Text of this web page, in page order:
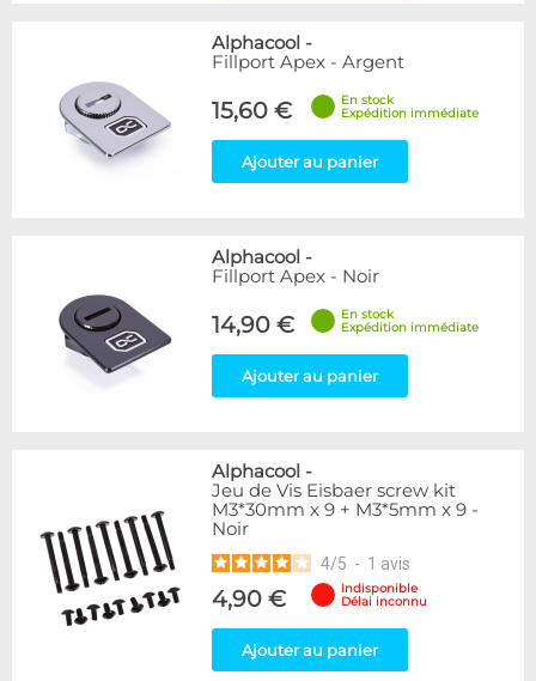
Alphacool -
Fillport Apex - Argent
15,60 €
En stock
Expédition immédiate
Ajouter au panier
Alphacool -
Fillport Apex - Noir
14,90 €
En stock
Expédition immédiate
Ajouter au panier
Alphacool -
Jeu de Vis Eisbaer screw kit
M3*30mm x 9 + M3*5mm x 9 -
Noir
4/5 - 1 avis
4,90 €
Indisponible
Délai inconnu
Ajouter au panier